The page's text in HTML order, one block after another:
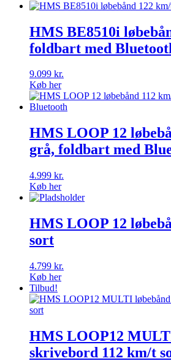
HMS BE8510i
foldbart med
9.099 kr.
Køb her
HMS LOOP 12
grå, foldbart med
4.999 kr.
Køb her
HMS LOOP 12
sort
4.799 kr.
Køb her
Tilbud!
HMS LOOP12
skrivebord 112 km/t